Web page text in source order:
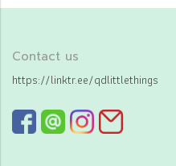
Contact us
https://linktr.ee/qdlittlethings